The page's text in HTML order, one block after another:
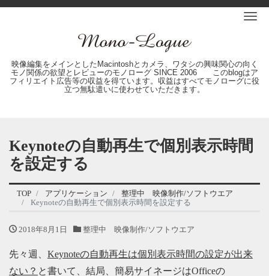
映像編集をメインとしたMacintoshとカメラ、ワタシの興味関心の向く
モノ関係の欲望とレビューのモノローグ SINCE 2006 このblogはア
フィリエイト広告等の収益を得ています。収益はすべてモノローグに役
立つ無駄遣いに使わせていただきます。
Keynoteの自動再生で個別表示時間
を設定する
TOP アプリケーション
整理中 映像制作/ソフトウエア
Keynoteの自動再生で個別表示時間を設定する
2018年8月1日 整理中 映像制作/ソフトウエア
先々週、 Keynoteの自動再生は個別表示時間の設定が出来
ない？ と書いて、結局、簡易サイネージはOfficeの